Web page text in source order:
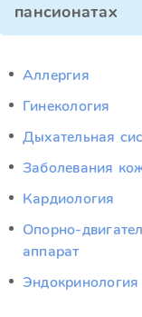
пансионатах
Аллергия
Гинекология
Дыхательная
Заболевания
Кардиология
Опорно-
аппарат
Эндокринология